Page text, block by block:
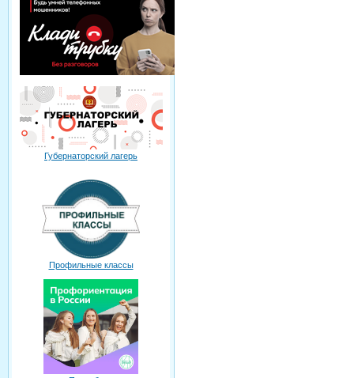
Губернаторский лагерь
Профильные классы